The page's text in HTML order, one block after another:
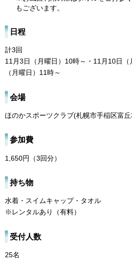
もございます。
日程
計3回
11月3日（月曜日）10時～・11月10日
（月曜日）11時～
会場
ほのかスポーツクラブ(札幌市手稲区富丘
参加費
1,650円（3回分）
持ち物
水着・スイムキャップ・タオル
※レンタルあり（有料）
受付人数
25名